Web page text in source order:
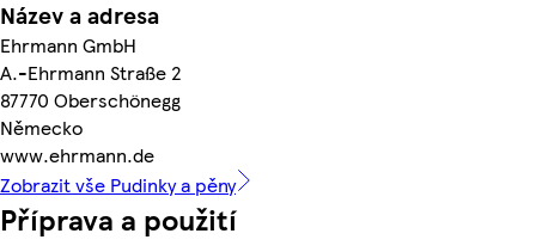
Název a adresa
Ehrmann GmbH
A.-Ehrmann Straße 2
87770 Oberschönegg
Německo
www.ehrmann.de
Zobrazit vše Pudinky a pěny
Příprava a použití